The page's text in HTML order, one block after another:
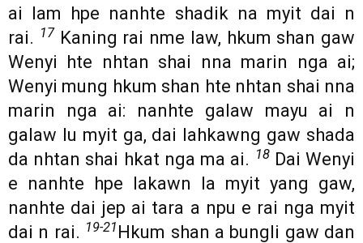
ai lam hpe nanhte shadik na myit dai n
rai. 17 Kaning rai nme law, hkum shan gaw
Wenyi hte nhtan shai nna marin nga ai;
Wenyi mung hkum shan hte nhtan shai nna
marin nga ai: nanhte galaw mayu ai n
galaw lu myit ga, dai lahkawng gaw shada
da nhtan shai hkat nga ma ai. 18Dai Wenyi
e nanhte hpe lakawn la myit yang gaw,
nanhte dai jep ai tara a npu e rai nga myit
dai n rai. 19-21 Hkum shan a bungli gaw dan